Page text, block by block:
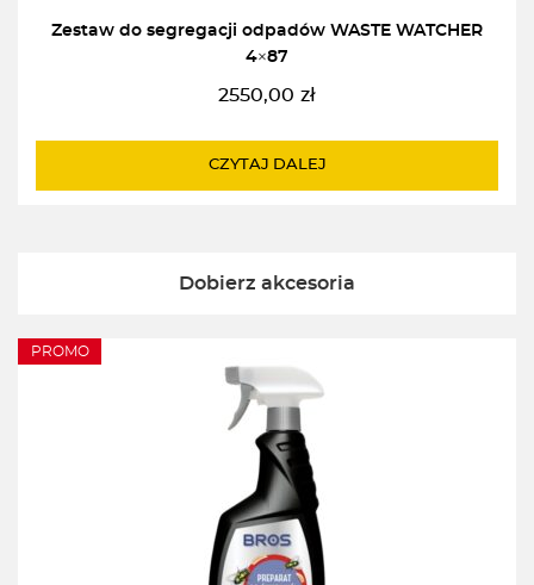
Zestaw do segregacji odpadów WASTE WATCHER
4×87
2550,00 zł
CZYTAJ DALEJ
Dobierz akcesoria
PROMO